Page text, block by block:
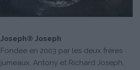
Joseph® Joseph
Fondée en 2003 par les deux frères
jumeaux, Antony et Richard Joseph,